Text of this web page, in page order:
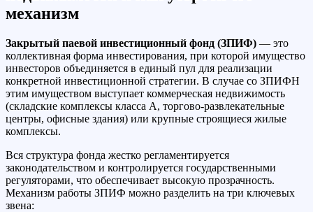
механизм
Закрытый паевой инвестиционный фонд (ЗПИФ) — это
коллективная форма инвестирования, при которой имущество
инвесторов объединяется в единый пул для реализации
конкретной инвестиционной стратегии. В случае со ЗПИФН
этим имуществом выступает коммерческая недвижимость
(складские комплексы класса А, торгово-развлекательные
центры, офисные здания) или крупные строящиеся жилые
комплексы.
Вся структура фонда жестко регламентируется
законодательством и контролируется государственными
регуляторами, что обеспечивает высокую прозрачность.
Механизм работы ЗПИФ можно разделить на три ключевых
звена: